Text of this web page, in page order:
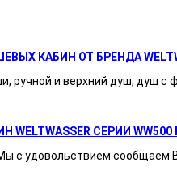
КАБИН ОТ БРЕНДА
ручной и верхний душ, душ с
СЕРИИ WW500
с удовольствием сообщаем